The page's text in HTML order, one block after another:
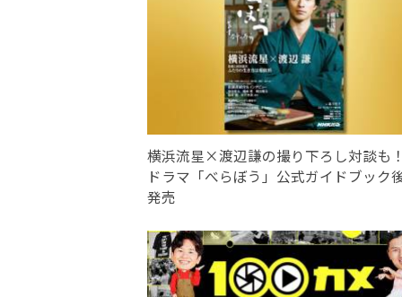
横浜流星×渡辺謙の撮り下ろし対談も
ドラマ「べらぼう」公式ガイドブック
発売